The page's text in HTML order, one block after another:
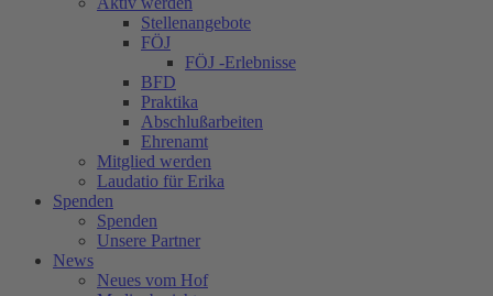
Stellenangebote
FÖJ
FÖJ -Erlebnisse
BFD
Praktika
Abschlußarbeiten
Ehrenamt
Mitglied werden
Laudatio für Erika
Spenden
Spenden
Unsere Partner
News
Neues vom Hof